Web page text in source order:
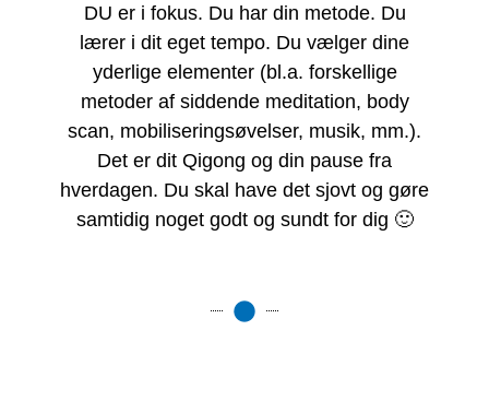
DU er i fokus. Du har din metode. Du
lærer i dit eget tempo. Du vælger dine
yderlige elementer (bl.a. forskellige
metoder af siddende meditation, body
scan, mobiliseringsøvelser, musik, mm.).
Det er dit Qigong og din pause fra
hverdagen. Du skal have det sjovt og gøre
samtidig noget godt og sundt for dig 🙂